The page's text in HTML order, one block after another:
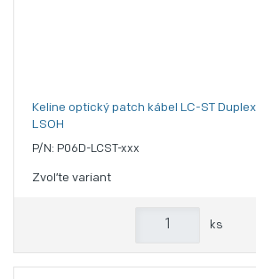
Keline optický patch kábel LC-ST
LSOH
P/N: P06D-LCST-xxx
Zvoľte variant
ks